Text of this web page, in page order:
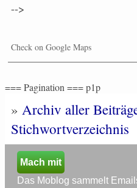
-->
Check on Google Maps
=== Pagination === p1p
» Archiv aller
Stichwortverzeichnis
Mach mit
Das Moblog sammelt